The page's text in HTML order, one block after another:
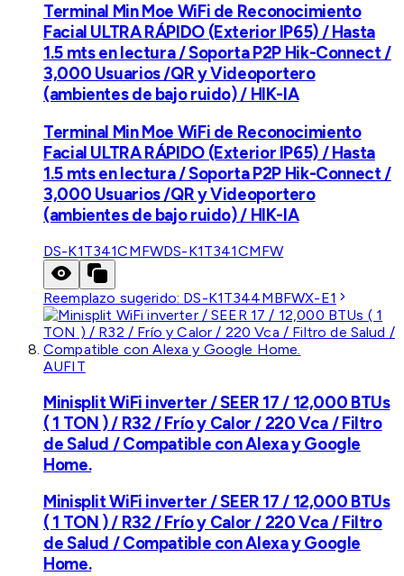
Terminal Min Moe WiFi de Reconocimiento
Facial ULTRA RÁPIDO (Exterior IP65) / Hasta
1.5 mts en lectura / Soporta P2P Hik-Connect /
3,000 Usuarios /QR y Videoportero
(ambientes de bajo ruido) / HIK-IA
Terminal Min Moe WiFi de Reconocimiento
Facial ULTRA RÁPIDO (Exterior IP65) / Hasta
1.5 mts en lectura / Soporta P2P Hik-Connect /
3,000 Usuarios /QR y Videoportero
(ambientes de bajo ruido) / HIK-IA
DS-K1T341CMFWDS-K1T341CMFW
Reemplazo sugerido: DS-K1T344MBFWX-E1
AUFIT
Minisplit WiFi inverter / SEER 17 / 12,000 BTUs
( 1 TON ) / R32 / Frío y Calor / 220 Vca / Filtro
de Salud / Compatible con Alexa y Google
Home.
Minisplit WiFi inverter / SEER 17 / 12,000 BTUs
( 1 TON ) / R32 / Frío y Calor / 220 Vca / Filtro
de Salud / Compatible con Alexa y Google
Home.